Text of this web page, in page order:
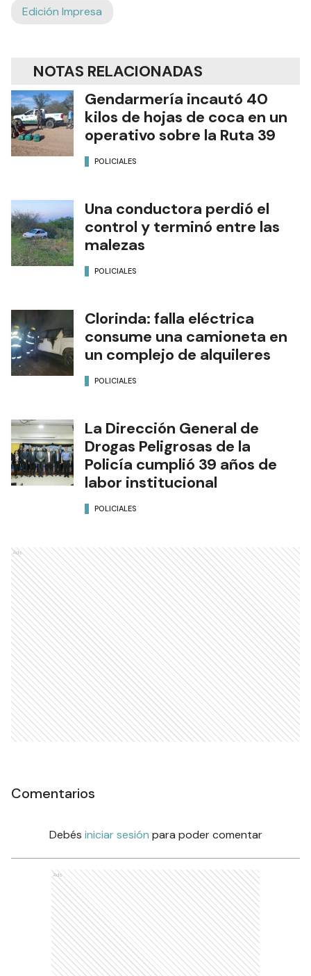
Edición Impresa
NOTAS RELACIONADAS
Gendarmería incautó 40
kilos de hojas de coca en un
operativo sobre la Ruta 39
POLICIALES
Una conductora perdió el
control y terminó entre las
malezas
POLICIALES
Clorinda: falla eléctrica
consume una camioneta en
un complejo de alquileres
POLICIALES
La Dirección General de
Drogas Peligrosas de la
Policía cumplió 39 años de
labor institucional
POLICIALES
Ads
Comentarios
Debés iniciar sesión para poder comentar
Ads